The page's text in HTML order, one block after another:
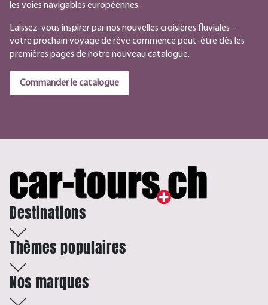
les voies navigables européennes.
Laissez-vous inspirer par nos nouvelles croisières fluviales –
votre prochain voyage de rêve commence peut-être dès les
premières pages de notre nouveau catalogue.
Commander le catalogue
Destinations
Thèmes populaires
Nos marques